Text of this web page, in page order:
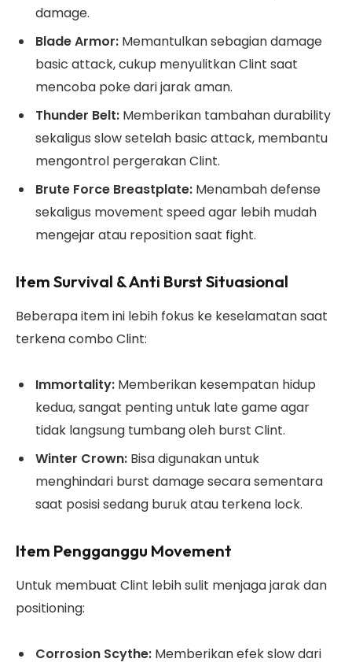
damage.
Blade Armor: Memantulkan sebagian damage
basic attack, cukup menyulitkan Clint saat
mencoba poke dari jarak aman.
Thunder Belt: Memberikan tambahan durability
sekaligus slow setelah basic attack, membantu
mengontrol pergerakan Clint.
Brute Force Breastplate: Menambah defense
sekaligus movement speed agar lebih mudah
mengejar atau reposition saat fight.
Item Survival & Anti Burst Situasional
Beberapa item ini lebih fokus ke keselamatan saat
terkena combo Clint:
Immortality: Memberikan kesempatan hidup
kedua, sangat penting untuk late game agar
tidak langsung tumbang oleh burst Clint.
Winter Crown: Bisa digunakan untuk
menghindari burst damage secara sementara
saat posisi sedang buruk atau terkena lock.
Item Pengganggu Movement
Untuk membuat Clint lebih sulit menjaga jarak dan
positioning:
Corrosion Scythe: Memberikan efek slow dari